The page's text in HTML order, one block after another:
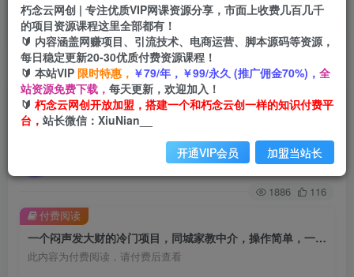
四导航 导航
APP下载
GO
首页 创业课程 VIP免费 正文
一个闷声发大财的冷门项目，同城家教中介，操作
简单，一个月变现7000+，保姆级教程
关注 私信
1886 116
一个闷声发大财的冷门项目，同城家教中介，操作简单，一个月变现7000+，保姆级教程
此内容为付费阅读，请付费后查看
付费阅读
朽念云网创 | 专注优质VIP网课资源分享，市面上收费几百几千
的项目资源课程这里全部都有！
🔰 内容涵盖网赚项目、引流技术、电商运营、脚本源码等资源，
每日稳定更新20-30优质付费资源课程！
🔰 本站VIP 限时特惠， ￥79/年，￥99/永久 (推广佣金70%)， 全
站资源免费下载， 每天更新，欢迎加入！
🔰 朽念云网创开放加盟，搭建一个和朽念云创一样的知识付费平
台， 站长微信：XiuNian__
开通VIP会员 加盟当站长